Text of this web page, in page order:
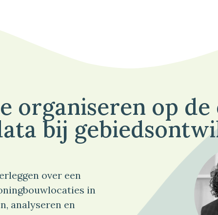
organiseren op
bij
over een
in
analyseren en